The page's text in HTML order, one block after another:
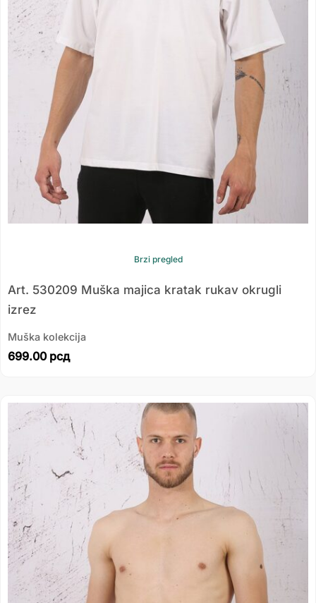
Brzi pregled
Art. 530209 Muška majica kratak rukav okrugli
izrez
Muška kolekcija
699.00 рсд